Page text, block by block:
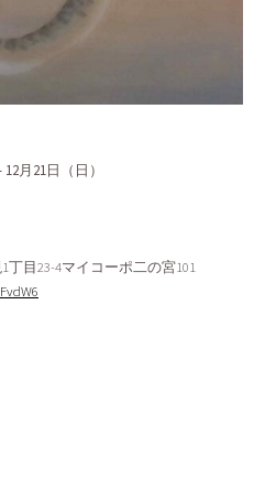
月21日（日）
目23-4マイコーポ二の宮101